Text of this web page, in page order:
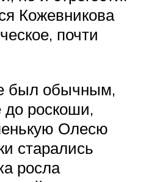
Кожевникова
почти
был обычным,
до роскоши,
Олесю
старались
росла